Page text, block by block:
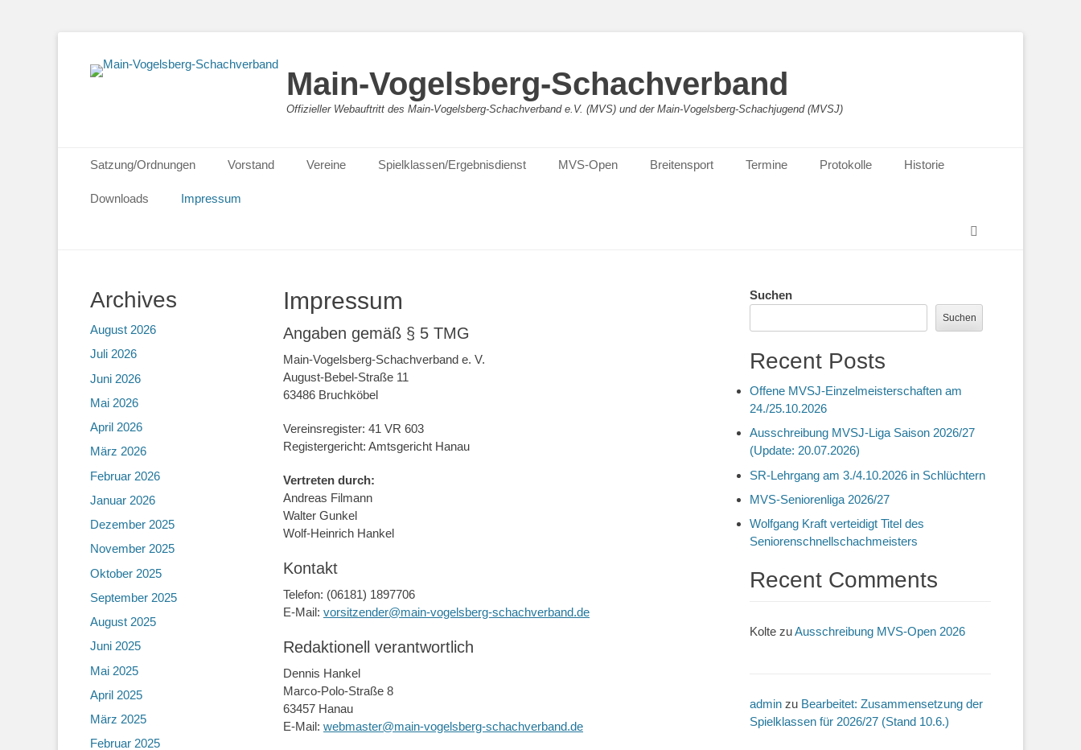
Main-Vogelsberg-Schachverband
Offizieller Webauftritt des Main-Vogelsberg-Schachverband e.V. (MVS) und der Main-Vogelsberg-Schachjugend (MVSJ)
Primäres Menü
Inhalt
springen
Satzung/Ordnungen Vorstand Vereine Spielklassen/Ergebnisdienst MVS-Open Breitensport Termine Protokolle Historie
Downloads
Impressum
Impressum
Angaben gemäß § 5 TMG
Main-Vogelsberg-Schachverband e. V.
August-Bebel-Straße 11
63486 Bruchköbel
Vereinsregister: 41 VR 603
Registergericht: Amtsgericht Hanau
Vertreten durch:
Andreas Filmann
Walter Gunkel
Wolf-Heinrich Hankel
Kontakt
Telefon: (06181) 1897706
E-Mail: vorsitzender@main-vogelsberg-schachverband.de
Redaktionell verantwortlich
Dennis Hankel
Marco-Polo-Straße 8
63457 Hanau
E-Mail: webmaster@main-vogelsberg-schachverband.de
Suchen
Suchen
Recent Posts
Offene MVSJ-Einzelmeisterschaften am
24./25.10.2026
Ausschreibung MVSJ-Liga Saison 2026/27
(Update: 20.07.2026)
SR-Lehrgang am 3./4.10.2026 in Schlüchtern
MVS-Seniorenliga 2026/27
Wolfgang Kraft verteidigt Titel des
Seniorenschnellschachmeisters
Recent Comments
Kolte zuAusschreibung MVS-Open 2026
admin zu Bearbeitet: Zusammensetzung der
Spielklassen für 2026/27 (Stand 10.6.)
Archives
August 2026
Juli 2026
Juni 2026
Mai 2026
April 2026
März 2026
Februar 2026
Januar 2026
Dezember 2025
November 2025
Oktober 2025
September 2025
August 2025
Juni 2025
Mai 2025
April 2025
März 2025
Februar 2025